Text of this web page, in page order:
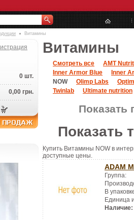
Витамины
0 шт.
0,00 грн.
Витамины
Смотреть все
AMT
Inner Armor Blue
Inner
NOW
Olimp Labs
Twinlab
Ultimate nutrition
Показать
Показать
Купить Витамины NOW в
доступные цены.
ADAM
Группа:
В
Единица
Наличие: